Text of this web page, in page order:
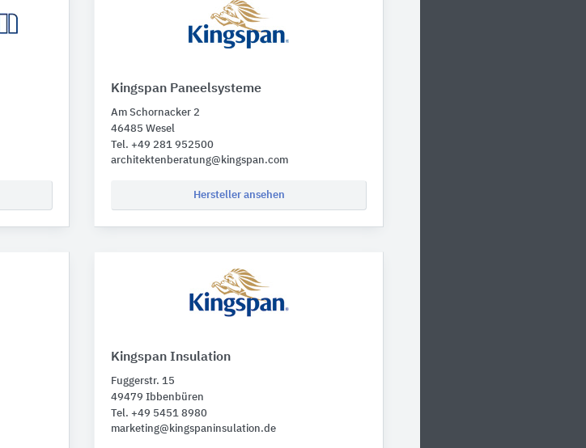
Kingspan Paneelsysteme
Am Schornacker 2
46485 Wesel
Tel. +49 281 952500
architektenberatung@kingspan.com
Hersteller ansehen
Kingspan Insulation
Fuggerstr. 15
49479 Ibbenbüren
Tel. +49 5451 8980
marketing@kingspaninsulation.de